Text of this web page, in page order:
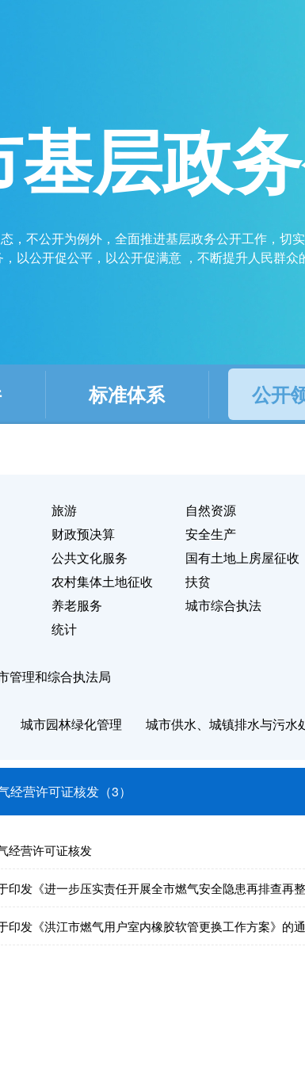
层政
，不公开为例外，全面推进基层政务公开工作，切
以公开促公平，以公开促满意 ，不断提升人民群众
标准体系 公开
旅游 自然资源
财政预决算 安全生产
公共文化服务 国有土地上房屋征收
农村集体土地征收 扶贫
养老服务 城市综合执法
统计
管理和综合执法局
城市园林绿化管理 城市供水、城镇排水与污水
经营许可证核发（3）
经营许可证核发
印发《进一步压实责任开展全市燃气安全隐患再排查再
印发《洪江市燃气用户室内橡胶软管更换工作方案》的